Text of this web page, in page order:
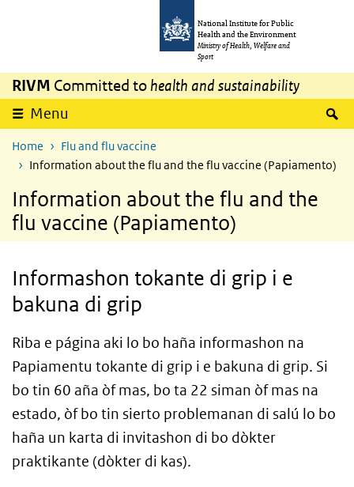
National Institute for Public
Health and the Environment
Ministry of Health, Welfare and
Sport
RIVM Committed to health and sustainability
Menu
Home
Flu and flu vaccine
Information about the flu and the flu vaccine (Papiamento)
Information about the flu and the
flu vaccine (Papiamento)
Informashon tokante di grip i e
bakuna di grip
Riba e página aki lo bo haña informashon na
Papiamentu tokante di grip i e bakuna di grip. Si
bo tin 60 aña òf mas, bo ta 22 siman òf mas na
estado, òf bo tin sierto problemanan di salú lo bo
haña un karta di invitashon di bo dòkter
praktikante (dòkter di kas).